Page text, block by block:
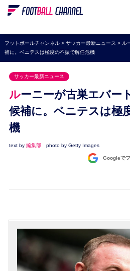
WEリーグ
海外サッカー
プレミアリーグ
ラ・リーガ
セリエA
ブンデスリーガ
ナショナルチーム
フットボールチャンネル> サッカー最新ニュース > ル
補に。ベニテスは極度の不振で解任危機
サッカー最新ニュース
ルーニーが古巣エバートンの新監督有力
候補に。ベニテスは極
機
text by 編集部 photo by Getty Images
Googleで